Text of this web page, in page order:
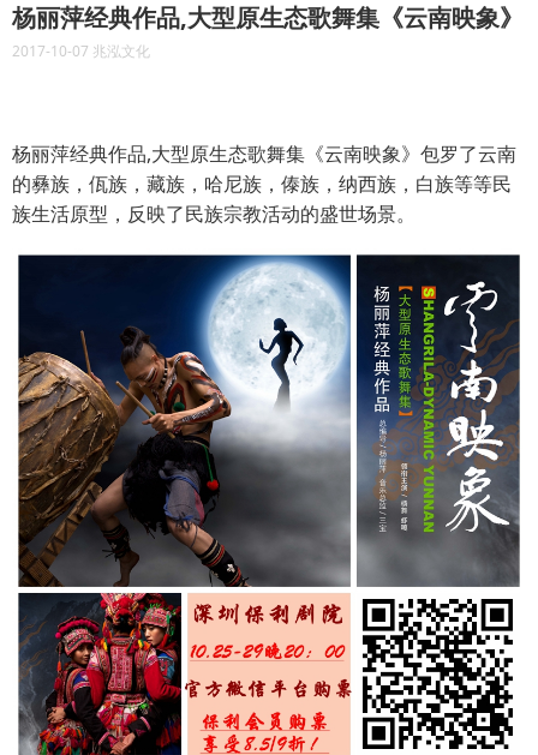
杨丽萍经典作品,大型原生态歌舞集《云南映象》
2017-10-07 兆泓文化
杨丽萍经典作品,大型原生态歌舞集《云南映象》包罗了云南
的彝族，佤族，藏族，哈尼族，傣族，纳西族，白族等等民
族生活原型，反映了民族宗教活动的盛世场景。